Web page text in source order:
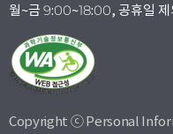
월~금 9:00~18:00, 공휴일 제
Copyright ⓒ Personal